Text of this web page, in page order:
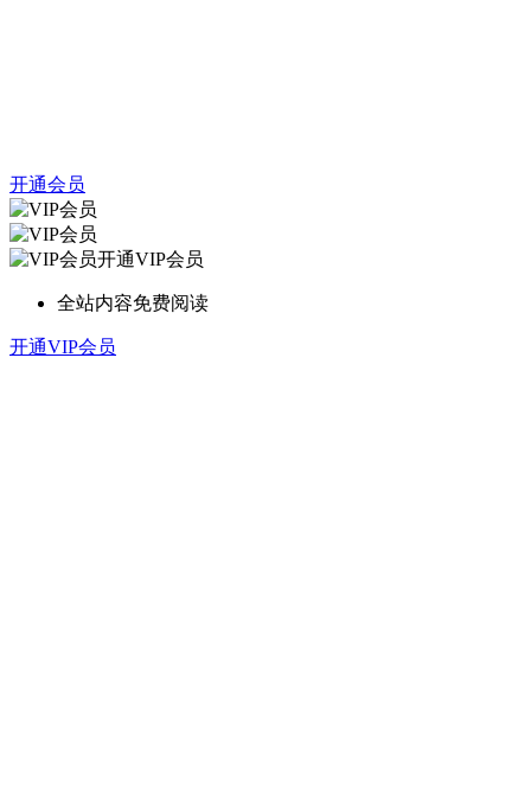
开通会员
开通VIP会员
全站内容免费阅读
开通VIP会员